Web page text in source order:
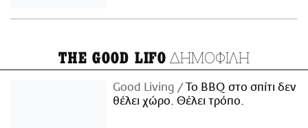
THE GOOD LIFO ΔΗΜΟΦΙΛΗ
Good Living
Το BBQ στο σπίτι δεν
θέλει χώρο. Θέλει τρόπο.